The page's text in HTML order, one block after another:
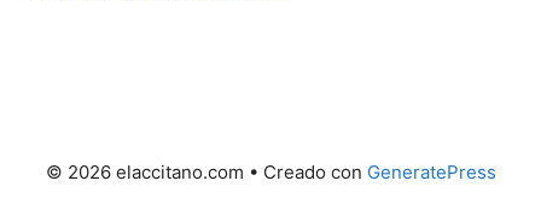
© 2026 elaccitano.com • Creado con GeneratePress